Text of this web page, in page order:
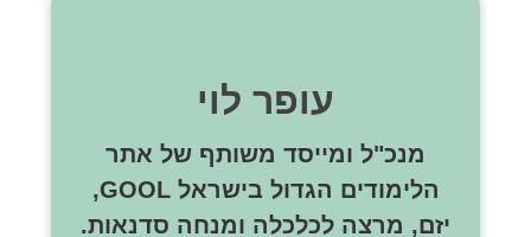
עופר לוי
מנכ"ל ומייסד משותף של אתר
הלימודים הגדול בישראל GOOL,
יזם, מרצה לכלכלה ומנחה סדנאות.